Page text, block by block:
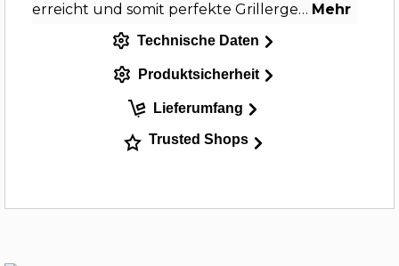
erreicht und somit perfekte Grillerge… Mehr
Technische Daten
Produktsicherheit
Lieferumfang
Trusted Shops